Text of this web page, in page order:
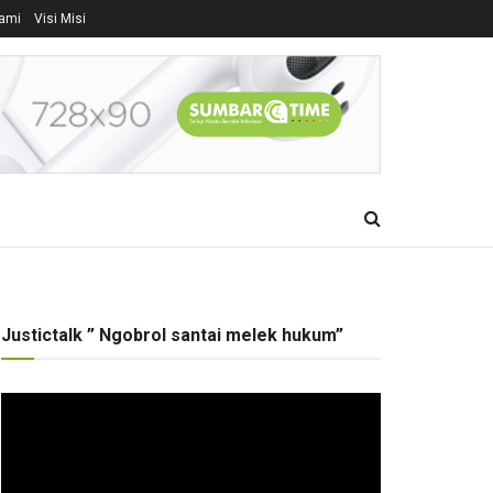
Visi Misi
Justictalk ” Ngobrol santai melek hukum”